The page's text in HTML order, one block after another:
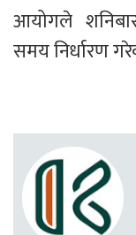
आयोगले
समय निर्धारण